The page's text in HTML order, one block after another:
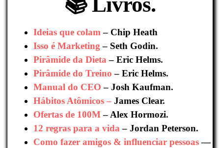
Ideias que colam– Chip Heath
Isso é Marketing – Seth Godin.
Pirâmide da Dieta – Eric Helms.
Pirâmide do Treino – Eric Helms.
Manual do CEO– Josh Kaufman.
Hábitos Atômicos – James Clear.
Ofertas de 100M– Alex Hormozi.
12 regras para a vida – Jordan Peterson.
Como fazer amigos & influenciar pessoas—